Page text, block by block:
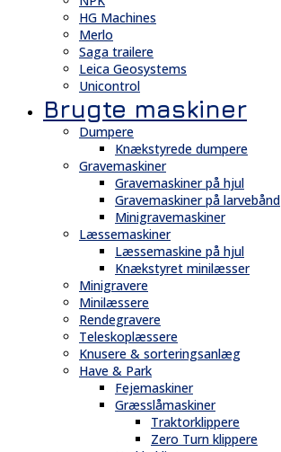
HG Machines
Merlo
Saga trailere
Leica Geosystems
Unicontrol
Brugte maskiner
Dumpere
Knækstyrede dumpere
Gravemaskiner
Gravemaskiner på hjul
Gravemaskiner på larvebånd
Minigravemaskiner
Læssemaskiner
Læssemaskine på hjul
Knækstyret minilæsser
Minigravere
Minilæssere
Rendegravere
Teleskoplæssere
Knusere & sorteringsanlæg
Have & Park
Fejemaskiner
Græsslåmaskiner
Traktorklippere
Zero Turn klippere